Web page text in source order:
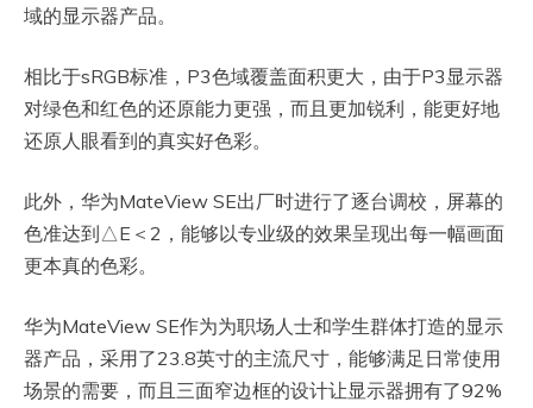
域的显示器产品。
相比于sRGB标准，P3色域覆盖面积更大，由于P3显示器
对绿色和红色的还原能力更强，而且更加锐利，能更好地
还原人眼看到的真实好色彩。
此外，华为MateView SE出厂时进行了逐台调校，屏幕的
色准达到△E＜2，能够以专业级的效果呈现出每一幅画面
更本真的色彩。
华为MateView SE作为为职场人士和学生群体打造的显示
器产品，采用了23.8英寸的主流尺寸，能够满足日常使用
场景的需要，而且三面窄边框的设计让显示器拥有了92%